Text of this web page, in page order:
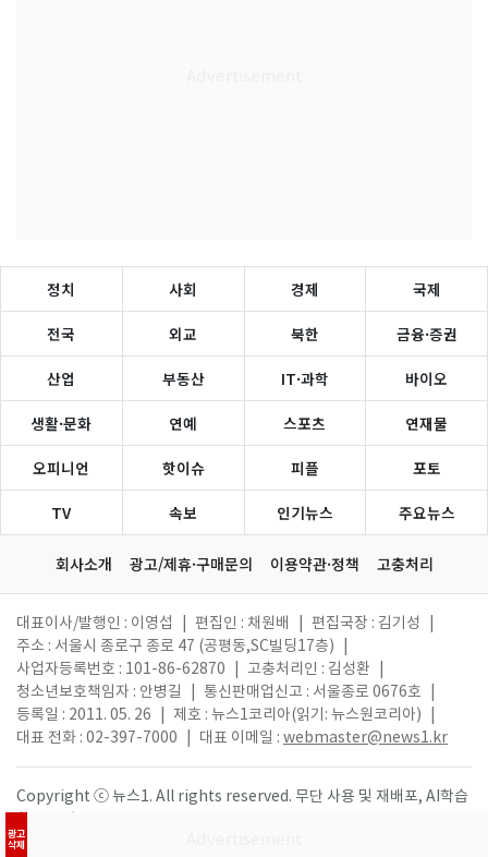
광고
삭제
정치 사회 경제 국제
전국 외교 북한 금융·증권
산업 부동산 IT·과학 바이오
생활·문화 연예 스포츠 연재물
오피니언 핫이슈 피플 포토
TV 속보 인기뉴스 주요뉴스
회사소개 광고/제휴·구매문의 이용약관·정책 고충처리
대표이사/발행인 : 이영섭 편집인 : 채원배 편집국장 : 김기성
주소 : 서울시 종로구 종로 47 (공평동,SC빌딩17층)
사업자등록번호 : 101-86-62870
고충처리인 : 김성환
청소년보호책임자 : 안병길
통신판매업신고 : 서울종로 0676호
등록일 : 2011. 05. 26
제호 : 뉴스1코리아(읽기: 뉴스원코리아)
대표 전화 : 02-397-7000
대표 이메일 : webmaster@news1.kr
Copyright ⓒ 뉴스1. All rights reserved. 무단 사용 및 재배포, AI학습
활용 금지.